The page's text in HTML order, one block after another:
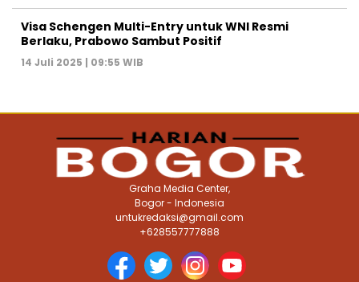
Visa Schengen Multi-Entry untuk WNI Resmi
Berlaku, Prabowo Sambut Positif
14 Juli 2025 | 09:55 WIB
Graha Media Center,
Bogor - Indonesia
untukredaksi@gmail.com
+628557777888